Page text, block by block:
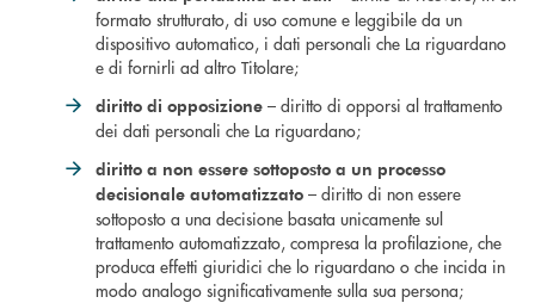
formato strutturato, di uso comune e leggibile da un
dispositivo automatico, i dati personali che La riguardano
e di fornirli ad altro Titolare;
diritto di opposizione – diritto di opporsi al trattamento
dei dati personali che La riguardano;
diritto a non essere sottoposto a un processo
decisionale automatizzato – diritto di non essere
sottoposto a una decisione basata unicamente sul
trattamento automatizzato, compresa la profilazione, che
produca effetti giuridici che lo riguardano o che incida in
modo analogo significativamente sulla sua persona;